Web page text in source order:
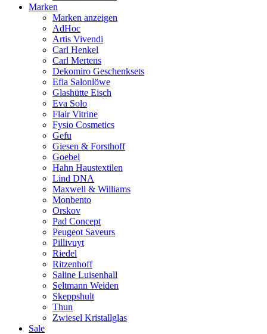
Marken
Marken anzeigen
AdHoc
Artis Vivendi
Carl Henkel
Carl Mertens
Dekomiro Geschenksets
Efia Salonlöwe
Glashütte Eisch
Eva Solo
Flair Vitrine
Fysio Cosmetics
Gefu
Giesen & Forsthoff
Goebel
Hahn Haustextilen
Lind DNA
Maxwell & Williams
Monbento
Orskov
Pad Concept
Peugeot Saveurs
Pillivuyt
Riedel
Ritzenhoff
Saline Luisenhall
Seltmann Weiden
Skeppshult
Thun
Zwiesel Kristallglas
Sale